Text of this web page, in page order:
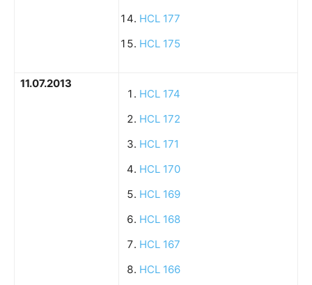
HCL 177
HCL 175
11.07.2013
HCL 174
HCL 172
HCL 171
HCL 170
HCL 169
HCL 168
HCL 167
HCL 166